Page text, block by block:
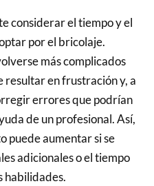
considerar el tiempo y el
por el bricolaje.
más complicados
resultar en frustración y, a
errores que podrían
de un profesional. Así,
puede aumentar si se
adicionales o el tiempo
habilidades.